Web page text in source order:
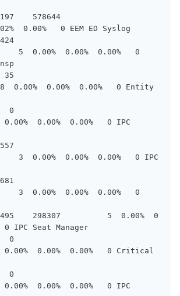
578644
0.00%   0 EEM ED Syslog
5  0.00%  0.00%  0.00%   0
35
0.00%  0.00%  0.00%   0 Entity
0
0.00%  0.00%  0.00%   0 IPC
3  0.00%  0.00%  0.00%   0 IPC
3  0.00%  0.00%  0.00%   0
298307          5  0.00%  0
0 IPC Seat Manager
0
0.00%  0.00%  0.00%   0 Critical
0
0.00%  0.00%  0.00%   0 IPC